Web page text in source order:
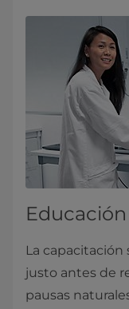
La capacitación
justo antes de
pausas